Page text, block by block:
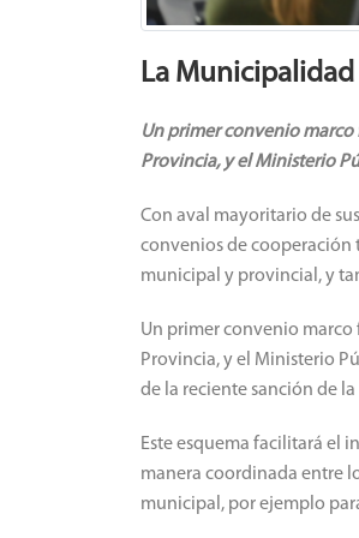
La
Un primer convenio
Provincia, y el Ministerio
Con aval mayoritario de
convenios de cooperación
municipal y provincial, y
Un primer convenio
Provincia, y el Ministerio
de la reciente sanción de
Este esquema facilitará el
manera coordinada entre
municipal, por ejemplo